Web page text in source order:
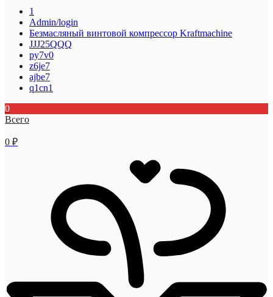
1
Admin/login
Безмасляный винтовой компрессор Kraftmaсhine
JJJ25QQQ
py7v0
z6je7
ajbe7
q1cn1
0
Всего
0 ₽